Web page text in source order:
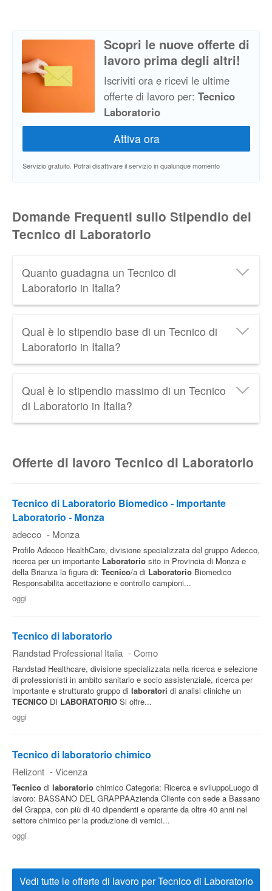
Scopri le nuove offerte di
lavoro prima degli altri!
Iscriviti ora e ricevi le ultime
offerte di lavoro per: Tecnico
Laboratorio
Servizio gratuito. Potrai disattivare il servizio in qualunque momento
Domande Frequenti sullo Stipendio del
Tecnico di Laboratorio
Quanto guadagna un Tecnico di
Laboratorio in Italia?
media1.550 € netti al mese, cioè circa28.500 €
lordi all'anno. Scopri tutti i dati relativi allo
del Tecnico di Laboratorioaggiornati al 2026.
Qual è lo stipendio base di un Tecnico di
Laboratorio in Italia?
Italia è di circa900 € netti al mese . Tra le retribuzioni
più basse troviamo quella dell'Assistente del Tecnico
di Laboratorio.
Qual è lo stipendio massimo di un Tecnico
di Laboratorio in Italia?
retribuzioni più alte troviamo quella del
Offerte di lavoro Tecnico di Laboratorio
Tecnico di Laboratorio Biomedico - Importante
Laboratorio - Monza
adecco - Monza
Profilo Adecco HealthCare, divisione specializzata del gruppo Adecco,
ricerca per un importante Laboratorio sito in Provincia di Monza e
della Brianza la figura di: Tecnico/a di Laboratorio Biomedico
Responsabilita accettazione e controllo campioni...
oggi
Tecnico di laboratorio
Randstad Professional Italia - Como
Randstad Healthcare, divisione specializzata nella ricerca e selezione
di professionisti in ambito sanitario e socio assistenziale, ricerca per
importante e strutturato gruppo di laboratori di analisi cliniche un
TECNICO DI LABORATORIO Si offre...
oggi
Tecnico di laboratorio chimico
Relizont - Vicenza
Tecnico di laboratorio chimico Categoria: Ricerca e sviluppoLuogo di
lavoro: BASSANO DEL GRAPPAAzienda Cliente con sede a Bassano
del Grappa, con più di 40 dipendenti e operante da oltre 40 anni nel
settore chimico per la produzione di vernici...
oggi
Vedi tutte le offerte di lavoro per Tecnico di Laboratorio